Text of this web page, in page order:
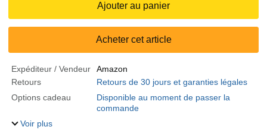
Ajouter au panier
Acheter cet article
Expéditeur / Vendeur
Amazon
Retours
Retours de 30 jours et garanties légales
Options cadeau
Disponible au moment de passer la
commande
Voir plus